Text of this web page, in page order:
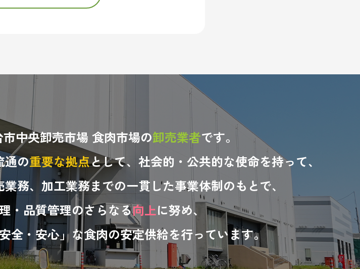
中央卸売市場 食肉市場の卸売業者です。
通の重要な拠点として、社会的・公共的な使命を持って、
務、加工業務までの一貫した事業体制のもとで、
・品質管理のさらなる向上に努め、
全・安心」な食肉の安定供給を行っています。